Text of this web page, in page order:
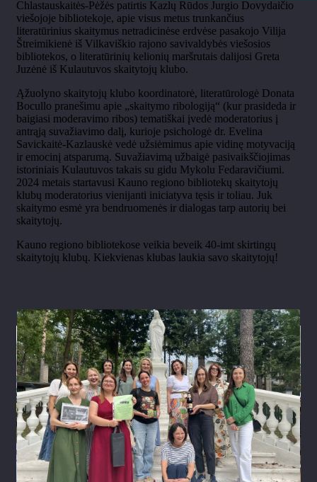
Chlastauskaitės-Pėžės patirtis Kazlų Rūdos Jurgio Dovydaičio
viešojoje bibliotekoje, apie visus metus trunkančius
literatūrinius skaitymus netradicinėse erdvėse pasakojo Vilija
Štreimikienė iš Vilkaviškio rajono savivaldybės viešosios
bibliotekos, o literatūrinių kelionių maršrutais dalijosi Greta
Juzėnė iš Kulautuvos skaitytojų klubo.
Ąžuolyno skaitytojų klubo koordinatorė, literatūrologė Donata
Bocullo pranešimu apie „skaitymo ribologiją“ (kur prasideda ir
baigiasi moderavimo ribos) tematiškai įvedė moderatorius į
antrąją suvažiavimo dalį, kurioje psichologė dr. Evelina
Savickaitė-Kazlauskė vedė užsiėmimus apie vidinę motyvaciją
ir emocinį atsparumą. Suvažiavimą užbaigė pasivaikščiojimas
istoriniais Kulautuvos takais su gidu Mykolu Fedaravičiumi.
2024 metais startavusi Kauno regiono bibliotekų skaitytojų
klubų moderatorius vienijanti iniciatyva tęsis ir toliau. Juk
skaitymo esmė yra bendruomenės ir dialogas tarp autorių bei
skaitytojų.
Kauno regiono bibliotekose veikia beveik 40-imt skirtingų
skaitytojų klubų. Kiekvienas klubas laukia savo skaitytojų!